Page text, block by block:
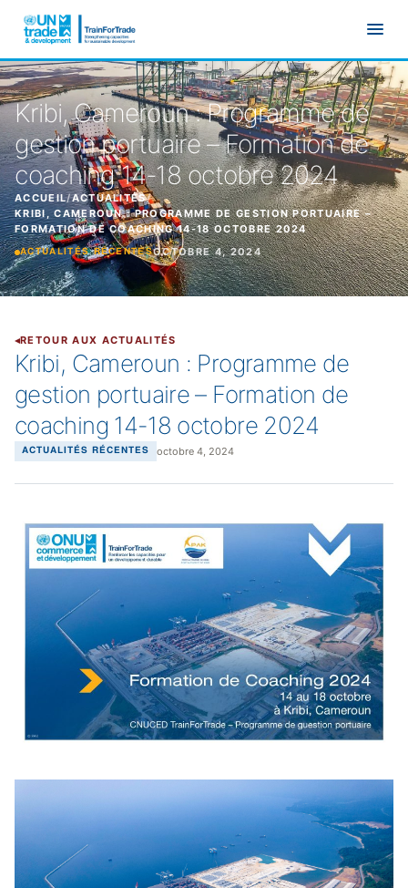
Kribi, Cameroun : Programme de
gestion portuaire – Formation de
coaching 14-18 octobre 2024
ACCUEIL/ACTUALITÉS/
KRIBI, CAMEROUN : PROGRAMME DE GESTION PORTUAIRE –
FORMATION DE COACHING 14-18 OCTOBRE 2024
ACTUALITÉS RÉCENTESOCTOBRE 4, 2024
RETOUR AUX ACTUALITÉS
Kribi, Cameroun : Programme de
gestion portuaire – Formation de
coaching 14-18 octobre 2024
ACTUALITÉS RÉCENTES octobre 4, 2024